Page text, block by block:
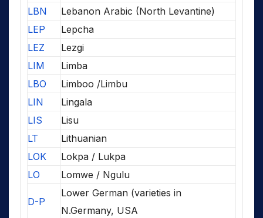
LBN
Lebanon Arabic (North Levantine)
LEP
Lepcha
LEZ
Lezgi
LIM
Limba
LBO
Limboo /Limbu
LIN
Lingala
LIS
Lisu
LT
Lithuanian
LOK
Lokpa / Lukpa
LO
Lomwe / Ngulu
D-P
Lower German (varieties in
N.Germany, USA